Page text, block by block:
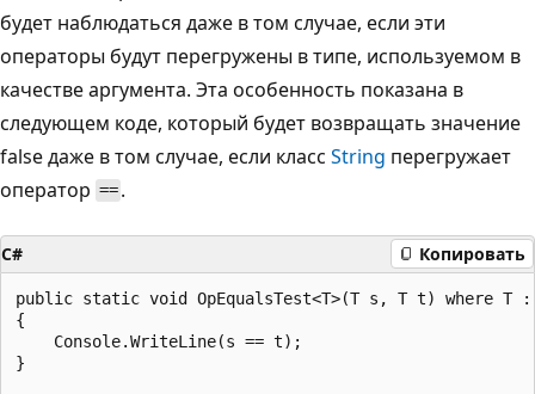
будет наблюдаться даже в том случае, если эти
операторы будут перегружены в типе, используемом в
качестве аргумента. Эта особенность показана в
следующем коде, который будет возвращать значение
false даже в том случае, если класс String перегружает
оператор == .
C# Копировать
public static void OpEqualsTest<T>(T s, T t) where T
{
    Console.WriteLine(s == t);
}